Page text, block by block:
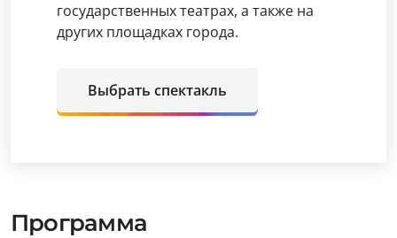
государственных театрах, а также на
других площадках города.
Выбрать спектакль
Программа